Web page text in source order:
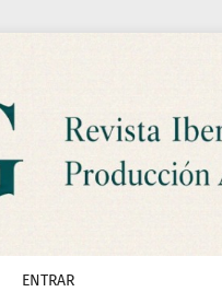
ENTRAR